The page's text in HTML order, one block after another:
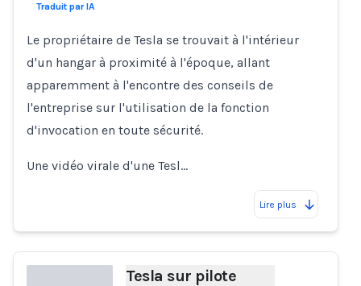
Traduit par IA
Le propriétaire de Tesla se trouvait à l'intérieur
d'un hangar à proximité à l'époque, allant
apparemment à l'encontre des conseils de
l'entreprise sur l'utilisation de la fonction
d'invocation en toute sécurité.
Une vidéo virale d'une Tesl…
Lire plus
Tesla sur pilote